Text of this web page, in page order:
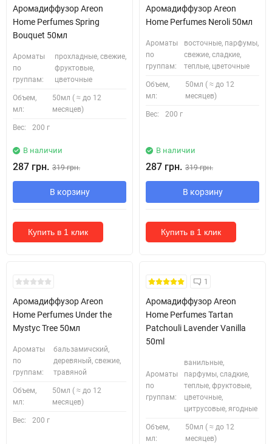
Аромадиффузор Areon
Home Perfumes Spring
Bouquet 50мл
Ароматы
по
группам:
прохладные, свежие,
фруктовые,
цветочные
Объем,
мл:
50мл ( ≈ до 12
месяцев)
Вес: 200 г
В наличии
287 грн. 319 грн.
В корзину
Купить в 1 клик
Аромадиффузор Areon
Home Perfumes Neroli 50мл
Ароматы
по
группам:
восточные, парфумы,
свежие, сладкие,
теплые, цветочные
Объем,
мл:
50мл ( ≈ до 12
месяцев)
Вес: 200 г
В наличии
287 грн. 319 грн.
В корзину
Купить в 1 клик
Аромадиффузор Areon
Home Perfumes Under the
Mystyc Tree 50мл
Ароматы
по
группам:
бальзамичский,
деревяный, свежие,
травяной
Объем,
мл:
50мл ( ≈ до 12
месяцев)
Вес: 200 г
1
Аромадиффузор Areon
Home Perfumes Tartan
Patchouli Lavender Vanilla
50ml
Ароматы
по
группам:
ванильные,
парфумы, сладкие,
теплые, фруктовые,
цветочные,
цитрусовые, ягодные
Объем,
мл:
50мл ( ≈ до 12
месяцев)